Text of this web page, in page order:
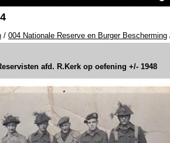
/ 004 Nationale Reserve en Burger Bescherming
afd. R.Kerk op oefening +/- 1948